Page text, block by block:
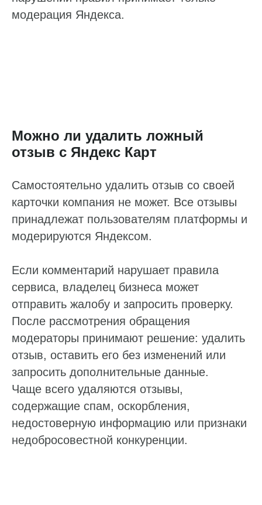
модерация Яндекса.
Можно ли удалить ложный
отзыв с Яндекс Карт
Самостоятельно удалить отзыв со своей
карточки компания не может. Все отзывы
принадлежат пользователям платформы и
модерируются Яндексом.
Если комментарий нарушает правила
сервиса, владелец бизнеса может
отправить жалобу и запросить проверку.
После рассмотрения обращения
модераторы принимают решение: удалить
отзыв, оставить его без изменений или
запросить дополнительные данные.
Чаще всего удаляются отзывы,
содержащие спам, оскорбления,
недостоверную информацию или признаки
недобросовестной конкуренции.
Ответим на ваши вопросы
Пн — пт: 10:00–19:00
Ваше имя*
Телефон*
+7
как наладить работу с репутацией,